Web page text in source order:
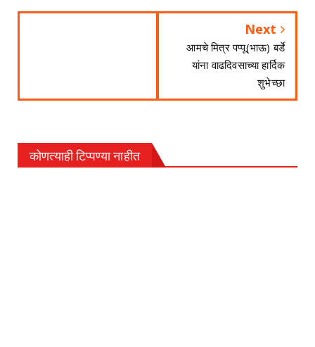
Next
आमचे मित्र पप्पू(भाऊ) बर्डे
यांना वाढदिवसाच्या हार्दिक
शुभेच्छा
कोणत्याही टिप्पण्‍या नाहीत